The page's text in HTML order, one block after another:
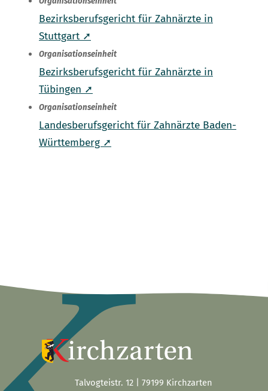
Bezirksberufsgericht für Zahnärzte in
Stuttgart ➚
Organisationseinheit
Bezirksberufsgericht für Zahnärzte in
Tübingen ➚
Organisationseinheit
Landesberufsgericht für Zahnärzte Baden-
Württemberg ➚
Talvogteistr. 12 | 79199 Kirchzarten